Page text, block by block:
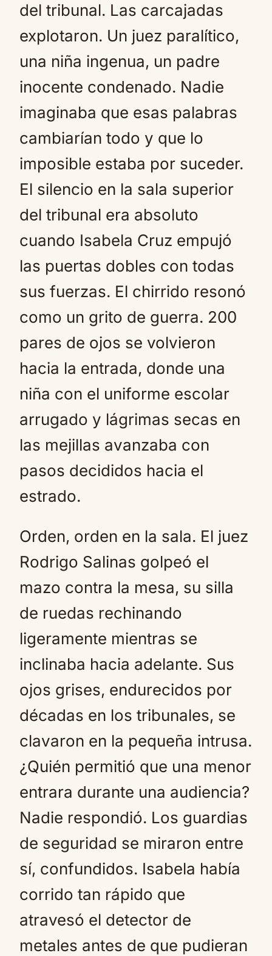
del tribunal. Las carcajadas
explotaron. Un juez paralítico,
una niña ingenua, un padre
inocente condenado. Nadie
imaginaba que esas palabras
cambiarían todo y que lo
imposible estaba por suceder.
El silencio en la sala superior
del tribunal era absoluto
cuando Isabela Cruz empujó
las puertas dobles con todas
sus fuerzas. El chirrido resonó
como un grito de guerra. 200
pares de ojos se volvieron
hacia la entrada, donde una
niña con el uniforme escolar
arrugado y lágrimas secas en
las mejillas avanzaba con
pasos decididos hacia el
estrado.
Orden, orden en la sala. El juez
Rodrigo Salinas golpeó el
mazo contra la mesa, su silla
de ruedas rechinando
ligeramente mientras se
inclinaba hacia adelante. Sus
ojos grises, endurecidos por
décadas en los tribunales, se
clavaron en la pequeña intrusa.
¿Quién permitió que una menor
entrara durante una audiencia?
Nadie respondió. Los guardias
de seguridad se miraron entre
sí, confundidos. Isabela había
corrido tan rápido que
atravesó el detector de
metales antes de que pudieran